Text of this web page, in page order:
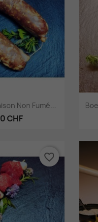
rapide
Non Fumé...
CHF
favorite_border